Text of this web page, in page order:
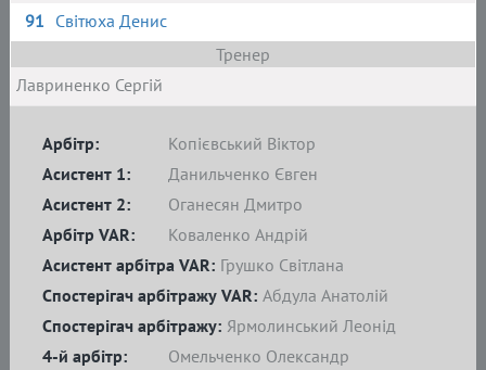
91 Світюха Денис
Тренер
Лавриненко Сергій
Арбітр:
Копієвський Віктор
Асистент 1:
Данильченко Євген
Асистент 2:
Оганесян Дмитро
4-й арбітр: Омельченко Олександр
Спостерігач арбітражу: Ярмолинський Леонід
Арбітр VAR:
Коваленко Андрій
Асистент арбітра VAR: Грушко Світлана
Спостерігач арбітражу VAR: Абдула Анатолій